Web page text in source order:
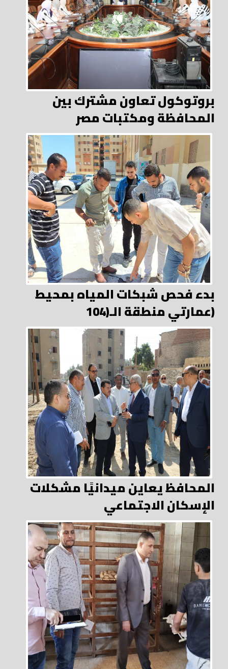
بروتوكول تعاون مشترك بين
المحافظة ومكتبات مصر
بدء فحص شبكات المياه بمحيط
عمارتي منطقة الـ(104)
المحافظ يعاين ميدانيًا مشكلات
الإسكان الاجتماعي